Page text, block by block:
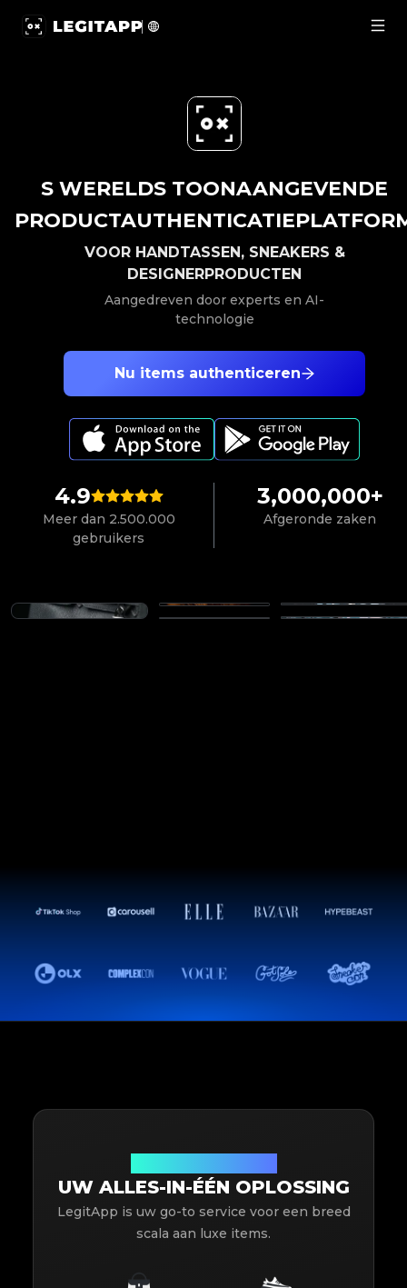
4.9
Meer dan 2.500.000
gebruikers
3,000,000+
Afgeronde zaken
Nu items authenticeren
VOOR HANDTASSEN, SNEAKERS &
DESIGNERPRODUCTEN
Aangedreven door experts en AI-
technologie
S WERELDS TOONAANGEVENDE
UW ALLES-IN-ÉÉN OPLOSSING
LegitApp is uw go-to service voor een breed
scala aan luxe items.